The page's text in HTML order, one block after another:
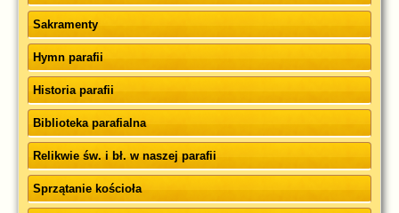
Sakramenty
Hymn parafii
Historia parafii
Biblioteka parafialna
Relikwie św. i bł. w naszej parafii
Sprzątanie kościoła